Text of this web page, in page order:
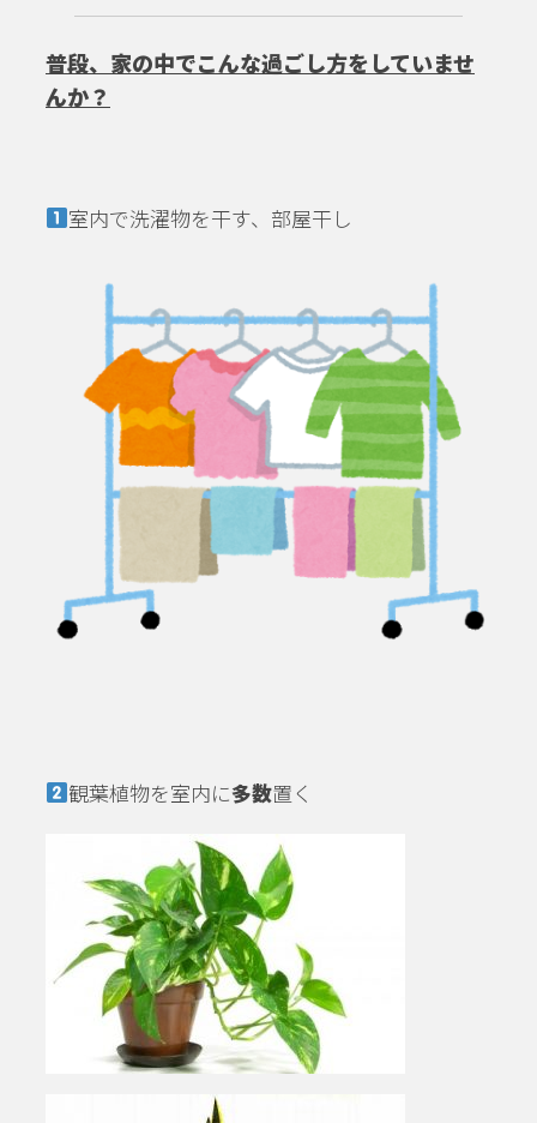
普段、家の中でこんな過ごし方をしていませ
んか？
室内で洗濯物を干す、部屋干し
観葉植物を室内に多数置く